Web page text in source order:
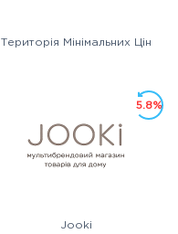
Територія Мінімальних Цін
Jooki
5.8%